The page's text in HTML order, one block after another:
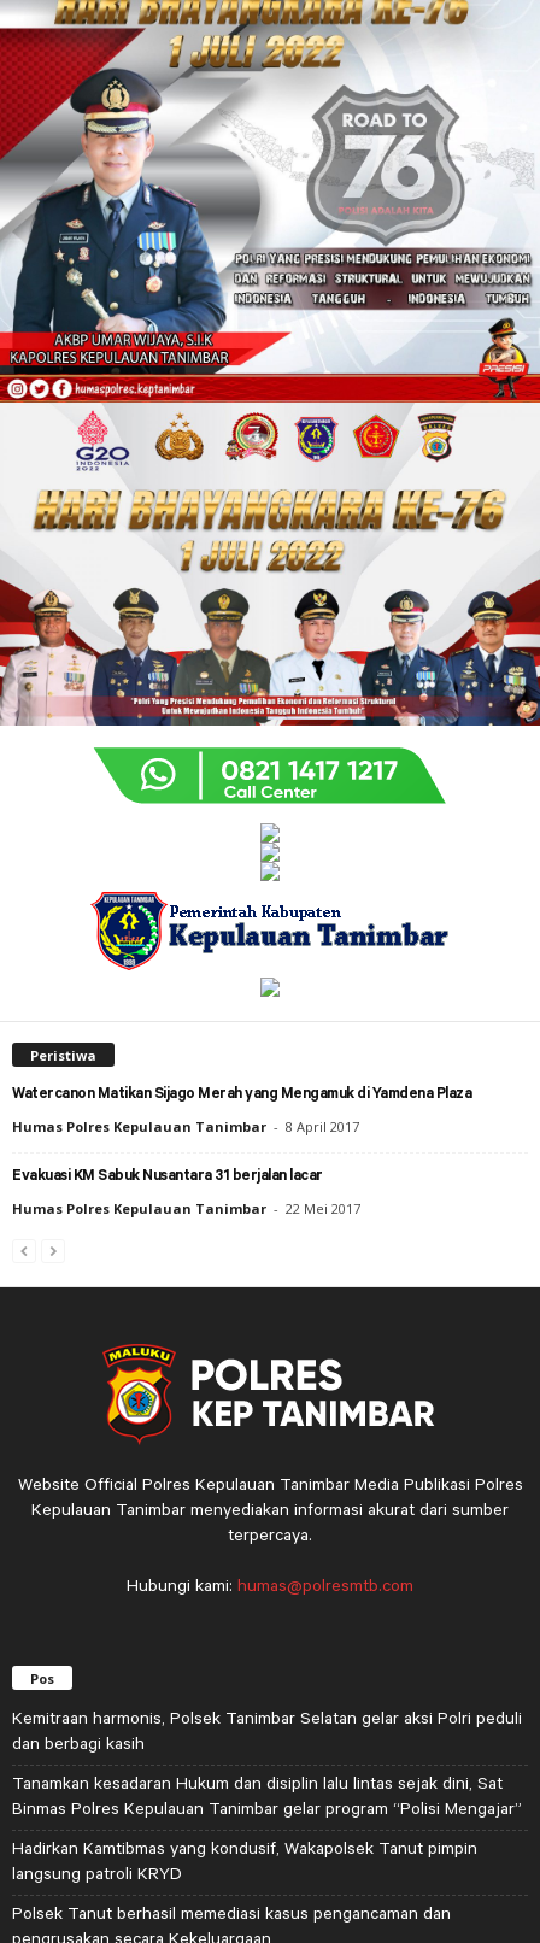
Peristiwa
Watercanon Matikan Sijago Merah yang Mengamuk di Yamdena Plaza
Humas Polres Kepulauan Tanimbar - 8 April 2017
Evakuasi KM Sabuk Nusantara 31 berjalan lacar
Humas Polres Kepulauan Tanimbar - 22 Mei 2017
Website Official Polres Kepulauan Tanimbar Media Publikasi Polres
Kepulauan Tanimbar menyediakan informasi akurat dari sumber
terpercaya.
Hubungi kami: humas@polresmtb.com
Pos
Kemitraan harmonis, Polsek Tanimbar Selatan gelar aksi Polri peduli
dan berbagi kasih
Tanamkan kesadaran Hukum dan disiplin lalu lintas sejak dini, Sat
Binmas Polres Kepulauan Tanimbar gelar program “Polisi Mengajar”
Hadirkan Kamtibmas yang kondusif, Wakapolsek Tanut pimpin
langsung patroli KRYD
Polsek Tanut berhasil memediasi kasus pengancaman dan
pengrusakan secara Kekeluargaan